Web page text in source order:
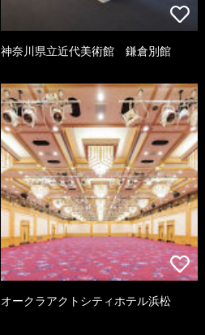
神奈川県立近代美術館 鎌倉別館
オークラアクトシティホテル浜松